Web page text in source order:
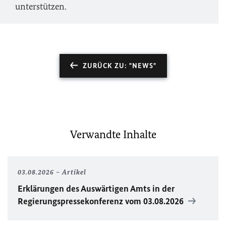
unterstützen.
ZURÜCK ZU: "NEWS"
Verwandte Inhalte
03.08.2026 Artikel
Erklärungen des Auswärtigen Amts in der
Regierungspressekonferenz vom 03.08.2026